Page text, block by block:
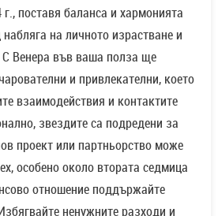
поставя баланса и хармонията
на личното израстване и
Венера във ваша полза ще
и привлекателни, което
взаимодействия и контактите
звездите са подредени за
проект или партньорство може
особено около втората седмица
отношение поддържайте
ненужните разходи и